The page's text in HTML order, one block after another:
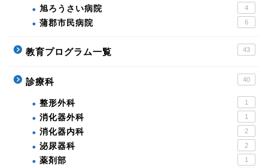
旭ろうさい病院 4
蒲郡市民病院 6
教育プログラム一覧 43
診療科 40
整形外科 1
消化器外科 1
消化器内科 2
泌尿器科 2
薬剤部 1